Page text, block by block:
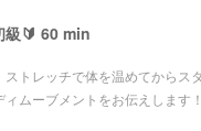
級🔰 60 min
トレッチで体を温めてから
ムーブメントをお伝えします